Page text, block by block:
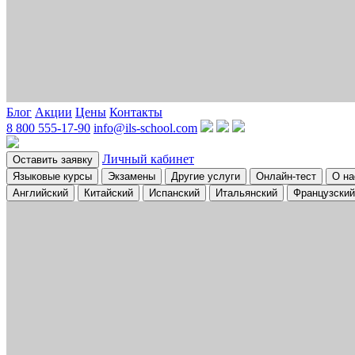
Блог Акции Цены Контакты
8 800 555-17-90 info@ils-school.com
Оставить заявку Личный кабинет
Языковые курсы Экзамены Другие услуги Онлайн-тест
О
Английский
Китайский Испанский Итальянский Французский